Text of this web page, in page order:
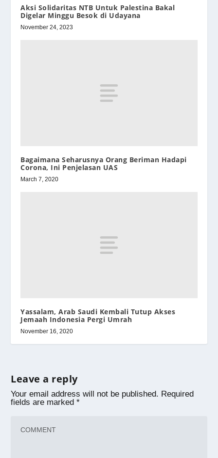
Aksi Solidaritas NTB Untuk Palestina Bakal
Digelar Minggu Besok di Udayana
November 24, 2023
Bagaimana Seharusnya Orang Beriman Hadapi
Corona, Ini Penjelasan UAS
March 7, 2020
Yassalam, Arab Saudi Kembali Tutup Akses
Jemaah Indonesia Pergi Umrah
November 16, 2020
Leave a reply
Your email address will not be published. Required
fields are marked*